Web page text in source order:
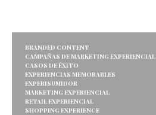
BRANDED CONTENT
CAMPAÑAS DE MARKETING EXPERIENCIAL
CASOS DE ÉXITO
EXPERIENCIAS MEMORABLES
EXPERISUMIDOR
MARKETING EXPERIENCIAL
RETAIL EXPERIENCIAL
SHOPPING EXPERIENCE